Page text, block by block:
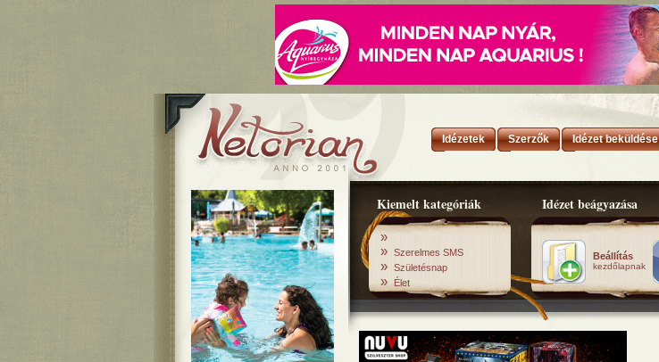
Idézetek Szerzők Idézet beküldése
Kiemelt kategóriák
»
» Szerelmes SMS
» Születésnap
» Élet
Idézet beágyazása
Beállítás
kezdőlapnak